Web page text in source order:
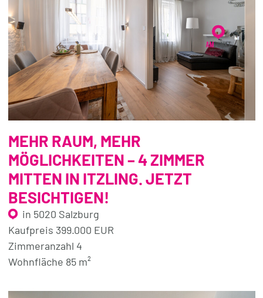
MEHR RAUM, MEHR
MÖGLICHKEITEN – 4 ZIMMER
MITTEN IN ITZLING. JETZT
BESICHTIGEN!
in 5020 Salzburg
Kaufpreis 399.000 EUR
Zimmeranzahl 4
Wohnfläche 85 m²